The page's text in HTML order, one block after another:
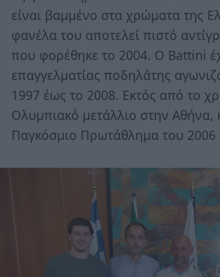
είναι βαμμένο στα χρώματα της
φανέλα του αποτελεί πιστό
που φορέθηκε το 2004. Ο Battini
επαγγελματίας ποδηλάτης
1997 έως το 2008. Εκτός από το
Ολυμπιακό μετάλλιο στην Αθήνα,
Παγκόσμιο Πρωτάθλημα του 2006